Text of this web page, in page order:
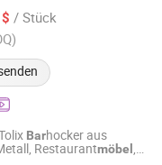
/ Stück
Barhocker aus
Restaurantmöbel ,